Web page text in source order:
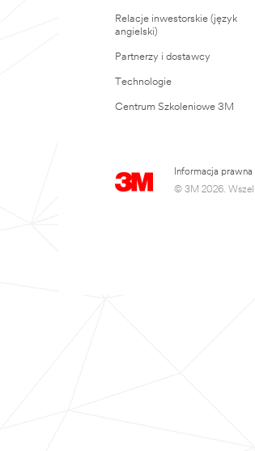
Relacje inwestorskie (język
angielski)
Partnerzy i dostawcy
Technologie
Centrum Szkoleniowe 3M
Informacja prawna
© 3M 2026.